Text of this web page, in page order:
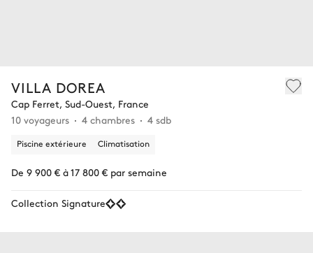
VILLA DOREA
Cap Ferret, Sud-Ouest, France
10 voyageurs
4 chambres 4 sdb
Piscine extérieure Climatisation
De 9 900 € à 17 800 € par semaine
Collection Signature